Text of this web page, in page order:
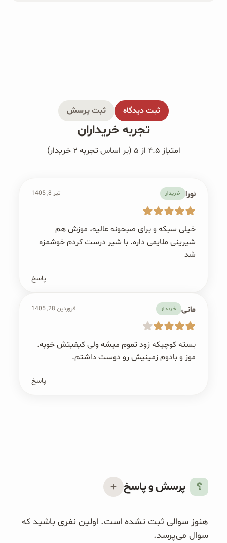
ثبت دیدگاه ثبت پرسش
تجربه خریداران
امتیاز ۴.۵ از ۵ (بر اساس تجربه ۲ خریدار)
نورا خریدار تیر 8, 1405
خیلی سبکه و برای صبحونه عالیه، موزش هم
شیرینی ملایمی داره. با شیر درست کردم خوشمزه
شد
پاسخ
مانی خریدار فروردین 28, 1405
بسته کوچیکه زود تموم میشه ولی کیفیتش خوبه.
موز و بادوم زمینیش رو دوست داشتم.
پاسخ
پرسش و پاسخ
هنوز سوالی ثبت نشده است. اولین نفری باشید که
سوال می‌پرسد.